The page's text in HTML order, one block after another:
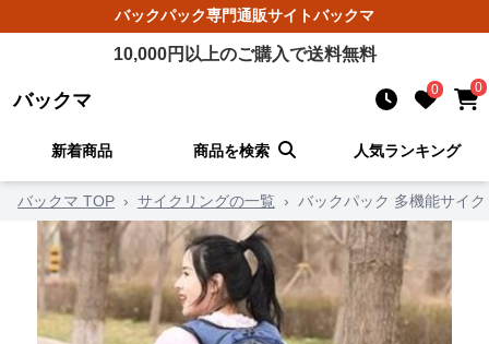
バックパック専門通販サイトバックマ
10,000円以上のご購入で送料無料
バックマ 0 0
新着商品 商品を検索 人気ランキング
バックマ TOP › サイクリングの一覧 › バックパック 多機能サイ